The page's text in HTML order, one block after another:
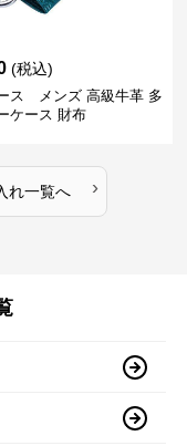
(税込)
ス メンズ 高級牛革 多
ケース 財布
れ一覧へ ›